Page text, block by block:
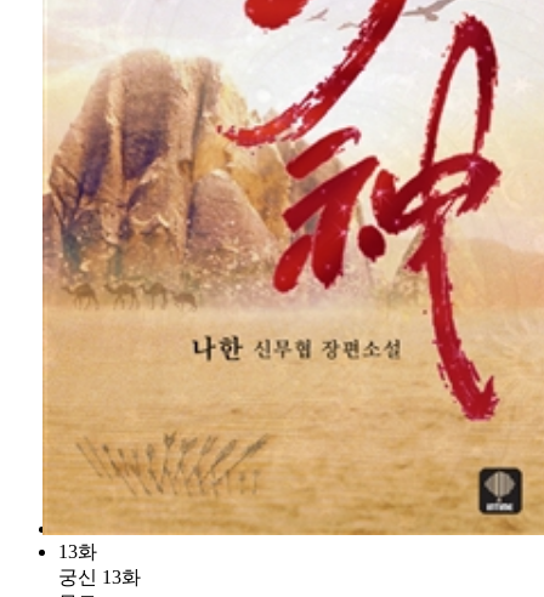
13화
궁신 13화